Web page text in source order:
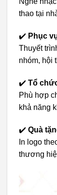
thao tại
✔️ Phục
Thuyết
nhóm, hội
✔️ Tổ
Phù hợp
khả năng
✔️ Quà
In logo
thương